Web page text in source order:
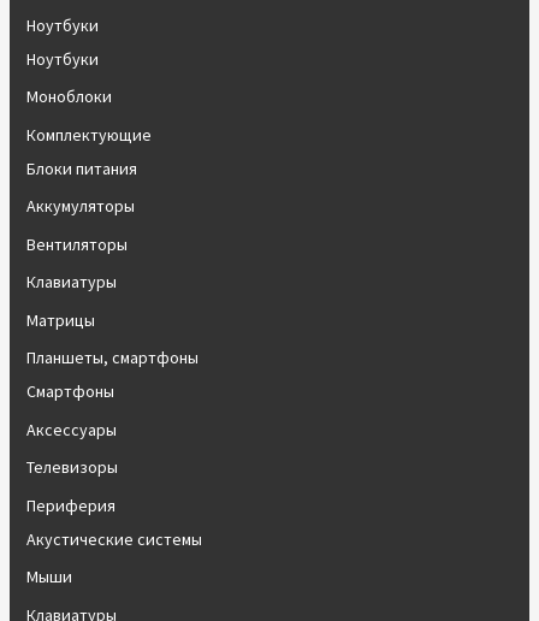
Ноутбуки
Ноутбуки
Моноблоки
Комплектующие
Блоки питания
Аккумуляторы
Вентиляторы
Клавиатуры
Матрицы
Планшеты, смартфоны
Смартфоны
Аксессуары
Телевизоры
Периферия
Акустические системы
Мыши
Клавиатуры